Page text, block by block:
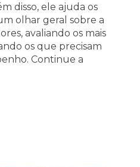
disso, ele ajuda os
olhar geral sobre a
avaliando os mais
os que precisam
Continue a